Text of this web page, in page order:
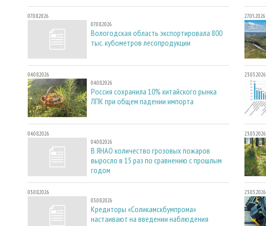
07.08.2026
07.08.2026
Вологодская область экспортировала 800
тыс. кубометров лесопродукции
04.08.2026
04.08.2026
Россия сохранила 10% китайского рынка
ЛПК при общем падении импорта
04.08.2026
04.08.2026
В ЯНАО количество грозовых пожаров
выросло в 15 раз по сравнению с прошлым
годом
03.08.2026
03.08.2026
Кредиторы «Соликамскбумпрома»
настаивают на введении наблюдения
27.05.2026
23.03.2026
23.03.2026
23.03.2026